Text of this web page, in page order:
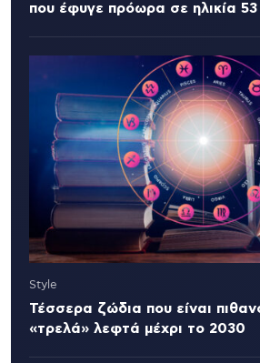
που έφυγε πρόωρα σε ηλικία
Style
Τέσσερα ζώδια που είναι
«τρελά» λεφτά μέχρι το 2030